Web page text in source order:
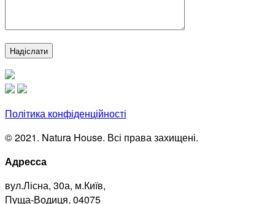
Політика конфіденційності
© 2021. Natura House. Всі права захищені.
Адресса
вул.Лісна, 30а, м.Київ,
Пуща-Водиця, 04075